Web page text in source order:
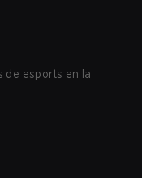
de esports en la